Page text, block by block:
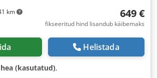
km 649 €
fikseeritud hind lisandub käibemaks
Helistada
(kasutatud),